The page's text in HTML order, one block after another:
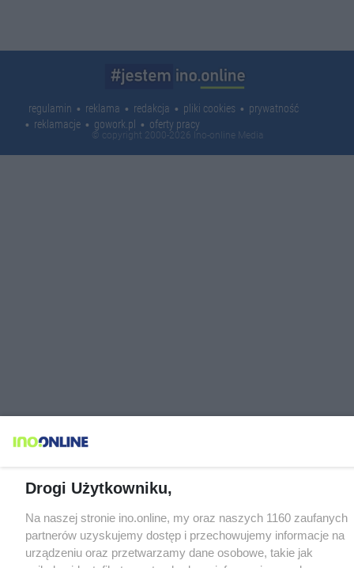
regulamin reklama redakcja pliki cookies
prywatność
reklamacje
gowork.pl oferty pracy
© copyright 2000-2026 Ino-online Media
Drogi Użytkowniku,
Na naszej stronie ino.online, my oraz naszych 1160 zaufanych
partnerów uzyskujemy dostęp i przechowujemy informacje na
urządzeniu oraz przetwarzamy dane osobowe, takie jak